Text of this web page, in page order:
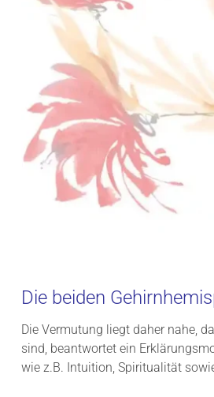
Die beiden
Die Vermutung liegt daher nahe,
sind, beantwortet ein
wie z.B. Intuition, Spiritualität